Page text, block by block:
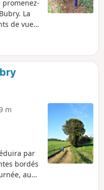
promenez-
La
de vue
bourg,
m
par
bordés
au